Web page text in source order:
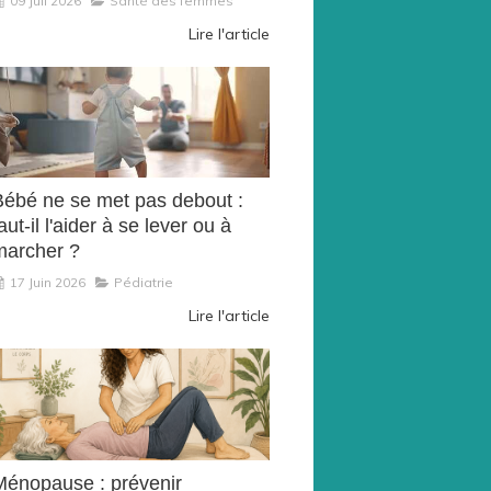
Lire l'article
ne se met pas debout :
il l'aider à se lever ou à
?
17 Juin 2026 Pédiatrie
Lire l'article
: prévenir